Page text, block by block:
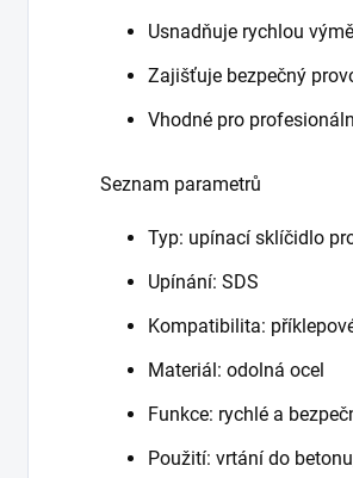
Usnadňuje rychlou
Zajišťuje bezpečný
Vhodné pro
Seznam parametrů
Typ: upínací sklíčidlo
Upínání: SDS
Kompatibilita:
Materiál: odolná ocel
Funkce: rychlé a
Použití: vrtání do